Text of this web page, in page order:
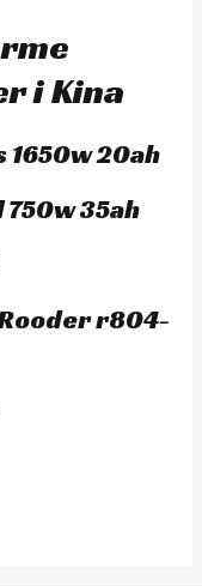
i Kina
20ah
35ah
r804-